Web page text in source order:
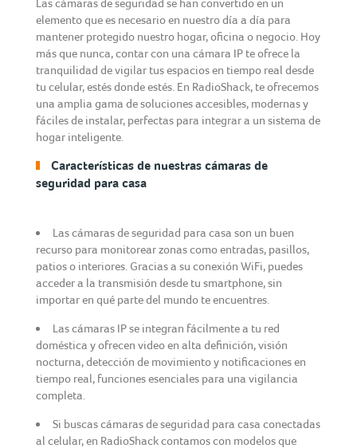
Las cámaras de seguridad se han convertido en un
elemento que es necesario en nuestro día a día para
mantener protegido nuestro hogar, oficina o negocio. Hoy
más que nunca, contar con una cámara IP te ofrece la
tranquilidad de vigilar tus espacios en tiempo real desde
tu celular, estés donde estés. En RadioShack, te ofrecemos
una amplia gama de soluciones accesibles, modernas y
fáciles de instalar, perfectas para integrar a un sistema de
hogar inteligente.
Características de nuestras cámaras de
seguridad para casa
Las cámaras de seguridad para casa son un buen
recurso para monitorear zonas como entradas, pasillos,
patios o interiores. Gracias a su conexión WiFi, puedes
acceder a la transmisión desde tu smartphone, sin
importar en qué parte del mundo te encuentres.
Las cámaras IP se integran fácilmente a tu red
doméstica y ofrecen video en alta definición, visión
nocturna, detección de movimiento y notificaciones en
tiempo real, funciones esenciales para una vigilancia
completa.
Si buscas cámaras de seguridad para casa conectadas
al celular, en RadioShack contamos con modelos que